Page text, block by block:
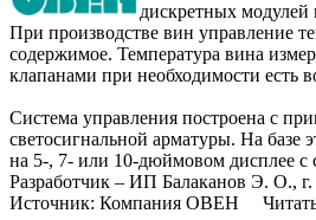
дискретных
При производстве вин управление
содержимое. Температура вина
клапанами при необходимости есть
Система управления построена с
светосигнальной арматуры. На
на 5-, 7- или 10-дюймовом дисплее с
Разработчик – ИП Балаканов Э. О.,
Источник: Компания ОВЕН